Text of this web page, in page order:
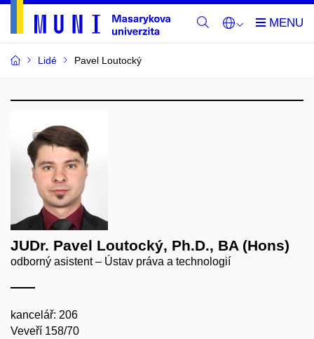
Lidé Pavel Loutocký
JUDr. Pavel Loutocký, Ph.D., BA (Hons)
odborný asistent – Ústav práva a technologií
kancelář: 206
Veveří 158/70